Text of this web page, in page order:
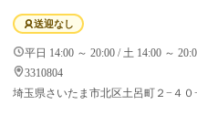
送迎なし
平日 14:00 ～ 20:00 / 土 14:00 ～
3310804
埼玉県さいたま市北区土呂町２−４０